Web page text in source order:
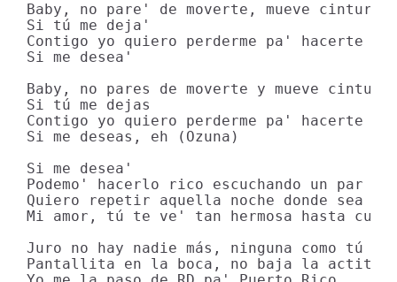
Baby, no pare' de moverte, mueve
Si tú me deja'
Contigo yo quiero perderme pa' hacerte
Si me desea'
Baby, no pares de moverte y mueve
Si tú me dejas
Contigo yo quiero perderme pa' hacerte
Si me deseas, eh (Ozuna)
Si me desea'
Podemo' hacerlo rico escuchando un par
Quiero repetir aquella noche donde sea
Mi amor, tú te ve' tan hermosa hasta
Juro no hay nadie más, ninguna como tú
Pantallita en la boca, no baja la